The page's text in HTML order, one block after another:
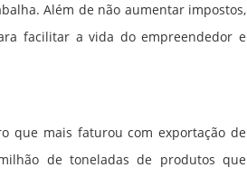
Além de não aumentar impostos,
facilitar a vida do empreendedor e
que mais faturou com exportação de
de toneladas de produtos que